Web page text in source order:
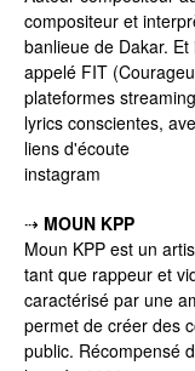
compositeur et
banlieue de Dakar.
appelé FIT
plateformes
lyrics conscientes,
liens d'écoute
instagram
⇢ MOUN KPP
Moun KPP est un
tant que rappeur et
caractérisé par une
permet de créer des
public. Récompensé